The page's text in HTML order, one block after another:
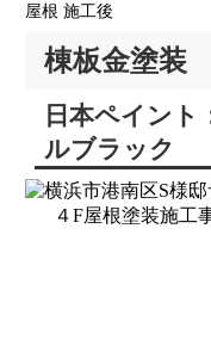
屋根 施工後
棟板金塗装
日本ペイン
ルブラック